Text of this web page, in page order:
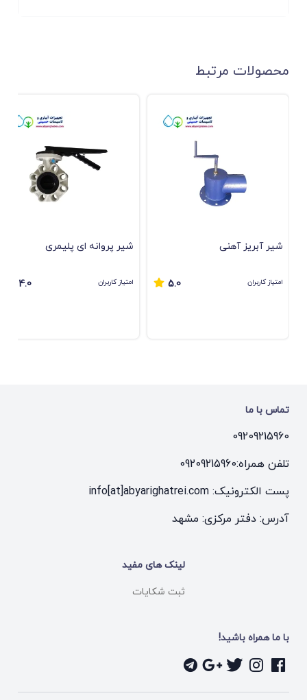
محصولات مرتبط
شیر آبریز آهنی
امتیاز کاربران 5.0
ﺷﯿﺮ ﭘﺮواﻧﻪ ای ﭘﻠﯿﻤﺮی
امتیاز کاربران 4.0
تماس با ما
09209215960
تلفن همراه:09209215960
پست الکترونیک: info[at]abyarighatrei.com
آدرس: دفتر مرکزی: مشهد
لینک های مفید
ثبت شکایات
با ما همراه باشید!